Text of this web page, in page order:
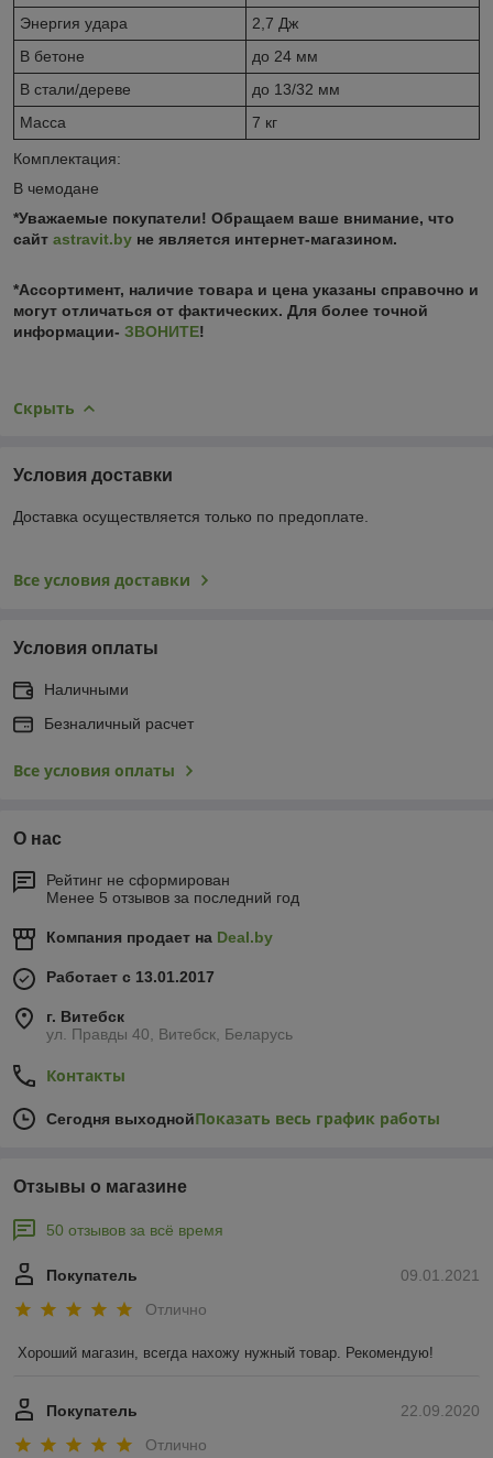
Энергия удара
2,7 Дж
В бетоне
до 24 мм
В стали/дереве
до 13/32 мм
Масса
7 кг
Комплектация:
В чемодане
*Уважаемые покупатели! Обращаем ваше внимание, что
сайт astravit.by не является интернет-магазином.
*Ассортимент, наличие товара и цена указаны справочно и
могут отличаться от фактических. Для более точной
информации- ЗВОНИТЕ!
Скрыть
Условия доставки
Доставка осуществляется только по предоплате.
Все условия доставки
Условия оплаты
Наличными
Безналичный расчет
Все условия оплаты
О нас
Рейтинг не сформирован
Менее 5 отзывов за последний год
Компания продает на Deal.by
Работает с 13.01.2017
г. Витебск
ул. Правды 40, Витебск, Беларусь
Контакты
Сегодня выходнойПоказать весь график работы
Отзывы о магазине
50 отзывов за всё время
09.01.2021
Покупатель
Отлично
Хороший магазин, всегда нахожу нужный товар. Рекомендую!
22.09.2020
Покупатель
Отлично